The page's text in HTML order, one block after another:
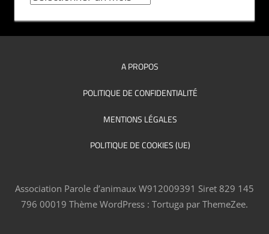
A PROPOS
POLITIQUE DE CONFIDENTIALITÉ
MENTIONS LÉGALES
POLITIQUE DE COOKIES (UE)
Association Parole d’animaux W912009391 Siret 829 145
796 00019 Thème WordPress : Tortuga par ThemeZee.